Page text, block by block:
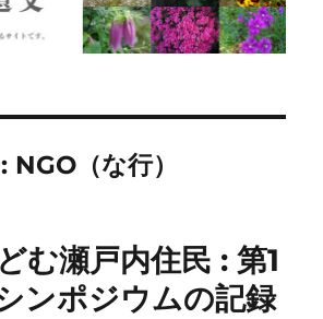
NGO（な行）
む瀬戸内住民 : 第1
ンポジウムの記録